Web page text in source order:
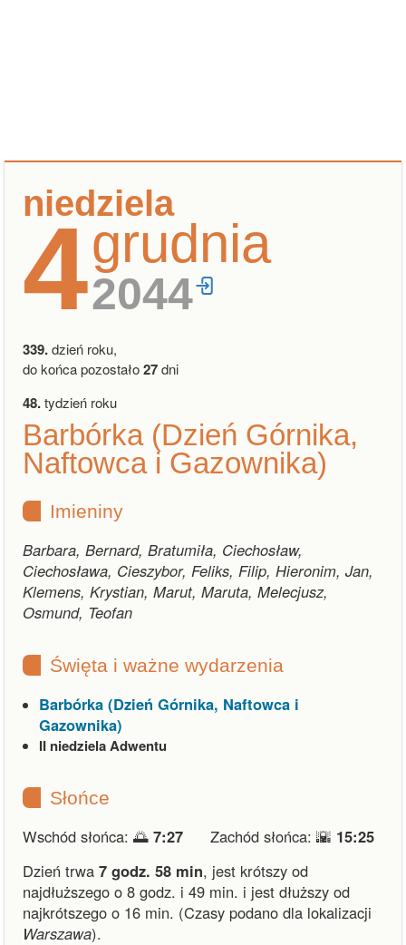
niedziela
4grudnia
2044
339.dzień roku,
do końca pozostało27dni
48.tydzień roku
Barbórka (Dzień Górnika,
Naftowca i Gazownika)
Imieniny
Barbara, Bernard, Bratumiła, Ciechosław,
Ciechosława, Cieszybor, Feliks, Filip, Hieronim, Jan,
Klemens, Krystian, Marut, Maruta, Melecjusz,
Osmund, Teofan
Święta i ważne wydarzenia
Barbórka (Dzień Górnika, Naftowca i
Gazownika)
II niedziela Adwentu
Słońce
Wschód słońca: 🌅 7:27 Zachód słońca: 🌇 15:25
Dzień trwa 7 godz. 58 min, jest krótszy od
najdłuższego o 8 godz. i 49 min. i jest dłuższy od
najkrótszego o 16 min. (Czasy podano dla lokalizacji
Warszawa).